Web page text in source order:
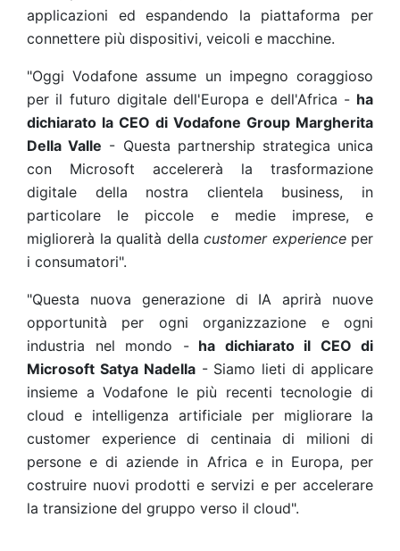
applicazioni ed espandendo la piattaforma per
connettere più dispositivi, veicoli e macchine.
"Oggi Vodafone assume un impegno coraggioso
per il futuro digitale dell'Europa e dell'Africa - ha
dichiarato la CEO di Vodafone Group Margherita
Della Valle - Questa partnership strategica unica
con Microsoft accelererà la trasformazione
digitale della nostra clientela business, in
particolare le piccole e medie imprese, e
migliorerà la qualità della customer experienceper
i consumatori".
"Questa nuova generazione di IA aprirà nuove
opportunità per ogni organizzazione e ogni
industria nel mondo -ha dichiarato il CEO di
Microsoft Satya Nadella- Siamo lieti di applicare
insieme a Vodafone le più recenti tecnologie di
cloud e intelligenza artificiale per migliorare la
customer experience di centinaia di milioni di
persone e di aziende in Africa e in Europa, per
costruire nuovi prodotti e servizi e per accelerare
la transizione del gruppo verso il cloud".